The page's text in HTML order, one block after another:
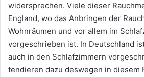
widersprechen. Viele dieser
England, wo das Anbringen der
Wohnräumen und vor allem im
vorgeschrieben ist. In Deutschland
auch in den Schlafzimmern
tendieren dazu deswegen in diesem